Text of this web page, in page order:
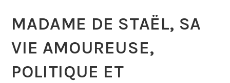
MADAME DE STAËL, SA
VIE AMOUREUSE,
POLITIQUE ET